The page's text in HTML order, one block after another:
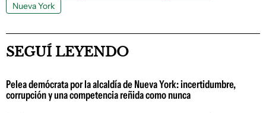
Nueva York
SEGUÍ LEYENDO
Pelea demócrata por la alcaldía de Nueva York: incertidumbre,
corrupción y una competencia reñida como nunca